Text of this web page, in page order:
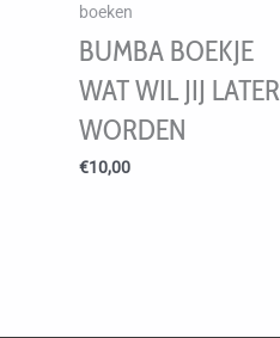
boeken
BUMBA BOEKJE
WAT WIL JIJ LATER
WORDEN
€10,00